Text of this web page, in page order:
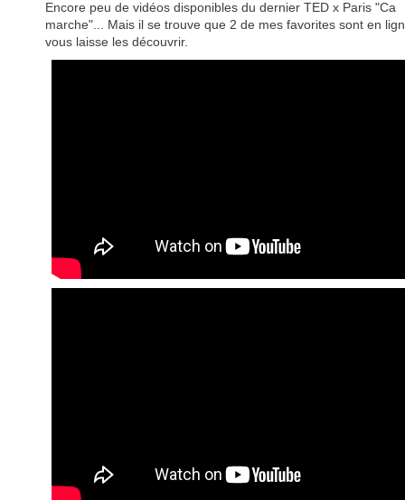
Encore peu de vidéos disponibles du dernier TED x Paris "Ca
marche"... Mais il se trouve que 2 de mes favorites sont en
vous laisse les découvrir.